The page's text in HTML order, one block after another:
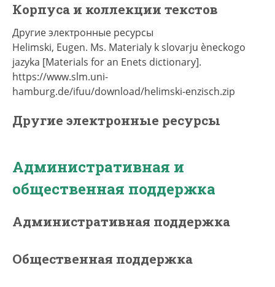
Корпуса и коллекции текстов
Другие электронные ресурсы
Helimski, Eugen. Ms. Materialy k slovarju èneckogo
jazyka [Materials for an Enets dictionary].
https://www.slm.uni-
hamburg.de/ifuu/download/helimski-enzisch.zip
Другие электронные ресурсы
Административная и
общественная поддержка
Административная поддержка
Общественная поддержка